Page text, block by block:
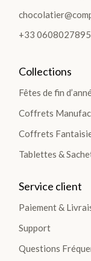
+33 0608027895
Collections
Fêtes de fin
Coffrets
Coffrets
Tablettes &
Service client
Paiement &
Support
Questions